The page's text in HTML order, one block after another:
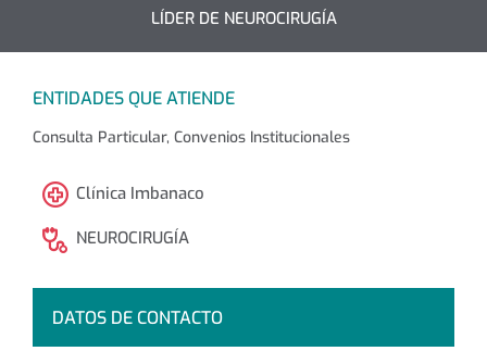
LÍDER DE NEUROCIRUGÍA
ENTIDADES QUE ATIENDE
Consulta Particular, Convenios Institucionales
Clínica Imbanaco
NEUROCIRUGÍA
DATOS DE CONTACTO